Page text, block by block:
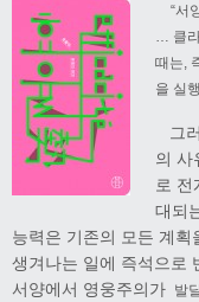
“서
… 클
때는,
을 실
그
의 사
로 전
대되
능력은 기존의 모든 계획
생겨나는 일에 즉석으로
서양에서 영웅주의가 발